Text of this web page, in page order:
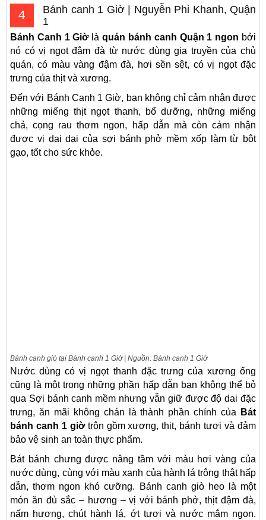
4
Bánh canh 1 Giờ | Nguyễn Phi Khanh, Quận
1
Bánh Canh 1 Giờlà quán bánh canh Quận 1 ngon bởi
nó có vị ngọt đậm đà từ nước dùng gia truyền của chủ
quán, có màu vàng đậm đà, hơi sền sệt, có vị ngọt đặc
trưng của thịt và xương.
Đến với Bánh Canh 1 Giờ, bạn không chỉ cảm nhận được
những miếng thịt ngọt thanh, bổ dưỡng, những miếng
chả, cọng rau thơm ngon, hấp dẫn mà còn cảm nhận
được vị dai dai của sợi bánh phở mềm xốp làm từ bột
gạo, tốt cho sức khỏe.
Bánh canh giò tại Bánh canh 1 Giờ | Nguồn: Bánh canh 1 Giờ
Nước dùng có vị ngọt thanh đặc trưng của xương ống
cũng là một trong những phần hấp dẫn bạn không thể bỏ
qua Sợi bánh canh mềm nhưng vẫn giữ được độ dai đặc
trưng, ​​ăn mãi không chán là thành phần chính của
Bát
bánh canh 1 giờtrộn gồm xương, thịt, bánh tươi và đảm
bảo vệ sinh an toàn thực phẩm.
Bát bánh chưng được nâng tầm với màu hơi vàng của
nước dùng, cùng với màu xanh của hành lá trông thật hấp
dẫn, thơm ngon khó cưỡng. Bánh canh giò heo là một
món ăn đủ sắc – hương – vị với bánh phở, thịt đậm đà,
nấm hương, chút hành lá, ớt tươi và nước mắm ngon.